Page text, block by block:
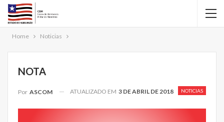
Home Noticias
NOTA
NOTICIAS
Por ASCOM ATUALIZADO EM 3 DE ABRIL DE 2018